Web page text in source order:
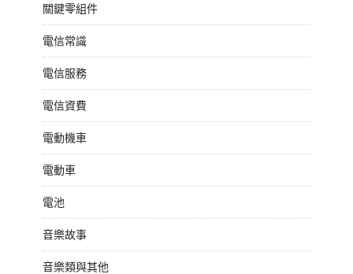
關鍵零組件
電信常識
電信服務
電信資費
電動機車
電動車
電池
音樂故事
音樂類與其他